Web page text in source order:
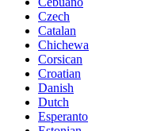
Czech
Catalan
Chichewa
Corsican
Croatian
Danish
Dutch
Esperanto